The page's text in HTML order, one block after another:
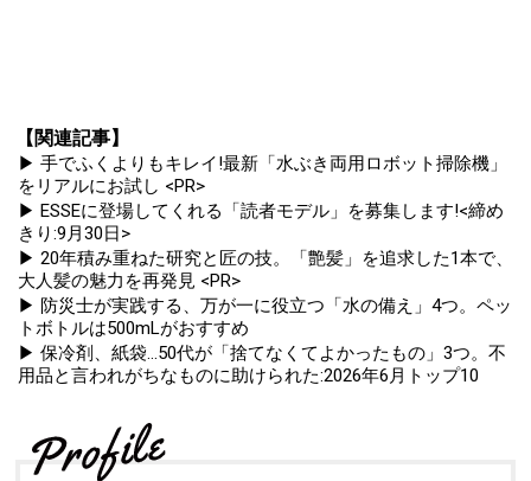
【関連記事】
▶ 手でふくよりもキレイ!最新「水ぶき両用ロボット掃除機」
をリアルにお試し <PR>
▶ ESSEに登場してくれる「読者モデル」を募集します!<締め
きり:9月30日>
▶ 20年積み重ねた研究と匠の技。「艶髪」を追求した1本で、
大人髪の魅力を再発見 <PR>
▶ 防災士が実践する、万が一に役立つ「水の備え」4つ。ペッ
トボトルは500mLがおすすめ
▶ 保冷剤、紙袋...50代が「捨てなくてよかったもの」3つ。不
用品と言われがちなものに助けられた:2026年6月トップ10